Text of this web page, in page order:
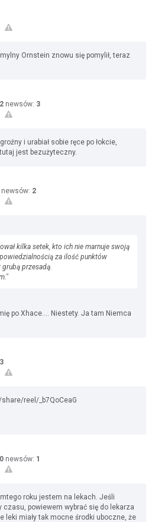
Ornstein znowu się pomylił, teraz
newsów: 3
i urabiał sobie ręce po łokcie,
jest bezużyteczny.
newsów: 2
kilka setek, kto ich nie marnuje swoją
za ilość punktów
przesadą.
po Xhace.... Niestety. Ja tam Niemca
reel/_b7QoCeaG
newsów: 1
roku jestem na lekach. Jeśli
czasu, powiewem wybrać się do lekarza
leki miały tak mocne środki uboczne, że